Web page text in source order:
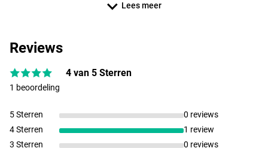
betrouwbare bescherming voor je hengels, deze foudraal biedt alles
Lees meer
Reviews
4 van 5 Sterren
1 beoordeling
5 Sterren
0 reviews
4 Sterren
1 review
3 Sterren
0 reviews